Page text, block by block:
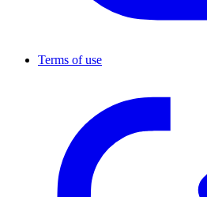
Terms of use